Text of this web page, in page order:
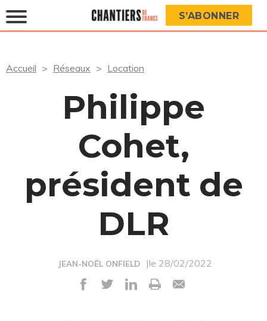
S’ABONNER
Accueil Réseaux Location
Philippe
Cohet,
président de
DLR
JEAN-NOËL ONFIELD |le 28/02/2022